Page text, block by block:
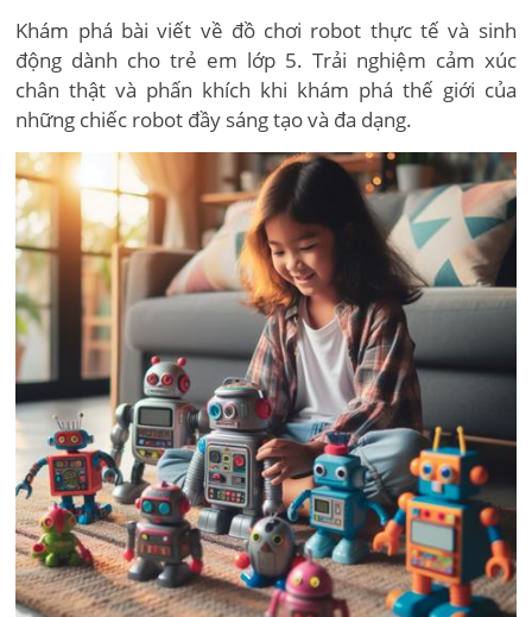
Khám phá bài viết về đồ chơi robot thực tế và sinh
động dành cho trẻ em lớp 5. Trải nghiệm cảm xúc
chân thật và phấn khích khi khám phá thế giới của
những chiếc robot đầy sáng tạo và đa dạng.